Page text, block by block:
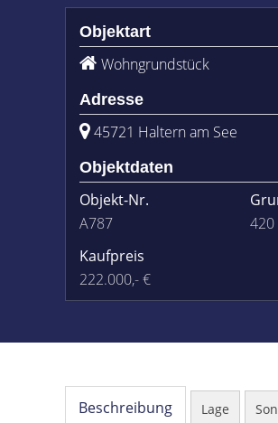
Objektart
Wohngrundstück
Adresse
45721 Haltern am See
Objektdaten
Objekt-Nr.
A787
420
Kaufpreis
222.000,- €
Beschreibung Lage